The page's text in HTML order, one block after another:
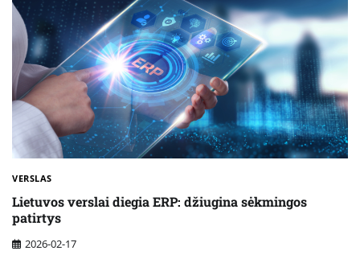
VERSLAS
Lietuvos verslai diegia ERP: džiugina sėkmingos
patirtys
2026-02-17